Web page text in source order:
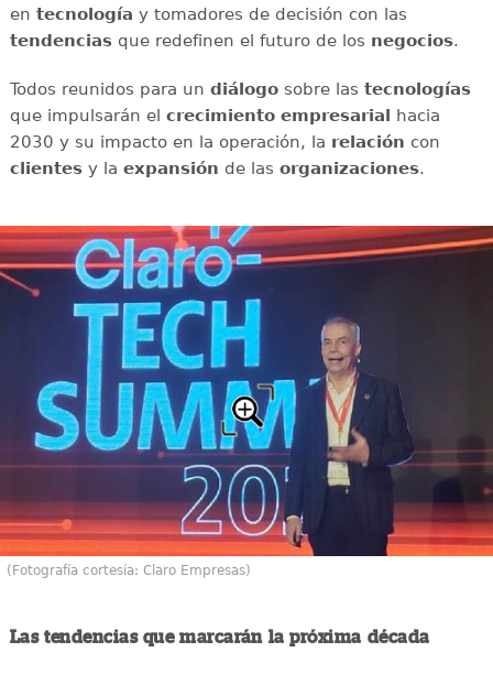
en tecnología y tomadores de decisión con las
tendenciasque redefinen el futuro de los negocios.
Todos reunidos para un diálogosobre las tecnologías
que impulsarán el crecimiento empresarial
hacia
2030 y su impacto en la operación, la relación con
clientesy la expansión de las organizaciones.
(Fotografía cortesía: Claro Empresas)
Las tendencias que marcarán la próxima década